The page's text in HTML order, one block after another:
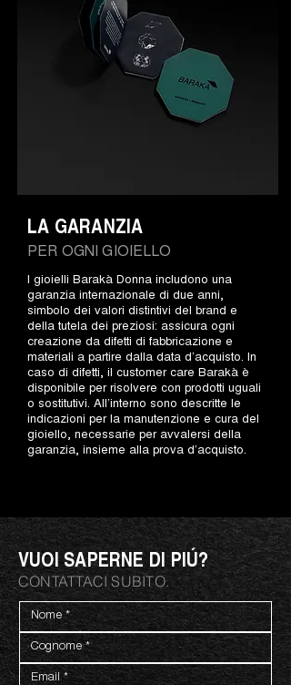
PER OGNI GIOIELLO
LA GARANZIA
I gioielli Barakà Donna includono una
garanzia internazionale di due anni,
simbolo dei valori distintivi del brand e
della tutela dei preziosi: assicura ogni
creazione da difetti di fabbricazione e
materiali a partire dalla data d’acquisto. In
caso di difetti, il customer care Barakà è
disponibile per risolvere con prodotti uguali
o sostitutivi. All’interno sono descritte le
indicazioni per la manutenzione e cura del
gioiello, necessarie per avvalersi della
garanzia, insieme alla prova d’acquisto.
VUOI SAPERNE DI PIÚ?
CONTATTACI SUBITO.